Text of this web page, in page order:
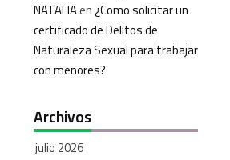
NATALIAen¿Como solicitar un
certificado de Delitos de
Naturaleza Sexual para trabajar
con menores?
Archivos
julio 2026